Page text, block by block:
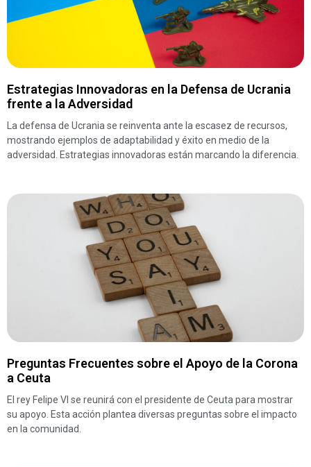
Estrategias Innovadoras en la Defensa de Ucrania
frente a la Adversidad
La defensa de Ucrania se reinventa ante la escasez de recursos,
mostrando ejemplos de adaptabilidad y éxito en medio de la
adversidad. Estrategias innovadoras están marcando la diferencia.
Preguntas Frecuentes sobre el Apoyo de la Corona
a Ceuta
El rey Felipe VI se reunirá con el presidente de Ceuta para mostrar
su apoyo. Esta acción plantea diversas preguntas sobre el impacto
en la comunidad.